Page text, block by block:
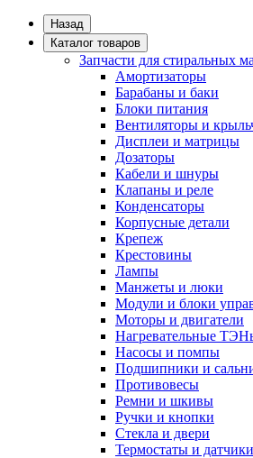
Назад
Каталог товаров
Запчасти для стиральных
Амортизаторы
Барабаны и баки
Блоки питания
Вентиляторы и
Дисплеи и матрицы
Дозаторы
Кабели и шнуры
Клапаны и реле
Конденсаторы
Корпусные детали
Крепеж
Крестовины
Лампы
Манжеты и люки
Модули и блоки
Моторы и двигатели
Нагревательные
Насосы и помпы
Подшипники и
Противовесы
Ремни и шкивы
Ручки и кнопки
Стекла и двери
Термостаты и датчики